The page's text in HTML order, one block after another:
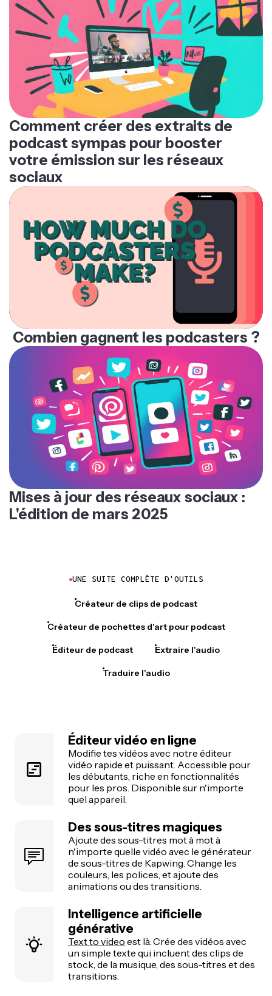
Comment créer des extraits de
podcast sympas pour booster
votre émission sur les réseaux
sociaux
Combien gagnent les podcasters ?
Mises à jour des réseaux sociaux :
L'édition de mars 2025
UNE SUITE COMPLÈTE D'OUTILS
Créateur de clips de podcast
Créateur de pochettes d'art pour podcast
Éditeur de podcast Extraire l'audio
Traduire l'audio
Éditeur vidéo en ligne
Modifie tes vidéos avec notre éditeur
vidéo rapide et puissant. Accessible pour
les débutants, riche en fonctionnalités
pour les pros. Disponible sur n'importe
quel appareil.
Des sous-titres magiques
Ajoute des sous-titres mot à mot à
n'importe quelle vidéo avec le générateur
de sous-titres de Kapwing. Change les
couleurs, les polices, et ajoute des
animations ou des transitions.
Intelligence artificielle
générative
Text to video est là. Crée des vidéos avec
un simple texte qui incluent des clips de
stock, de la musique, des sous-titres et des
transitions.